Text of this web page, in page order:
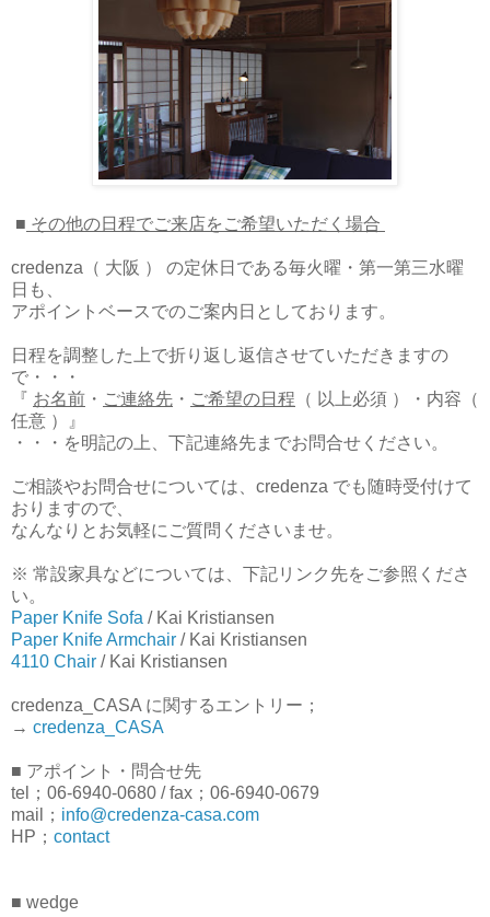
■ その他の日程でご来店をご希望いただく場合
credenza（ 大阪 ） の定休日である毎火曜・第一第三水曜
日も、
アポイントベースでのご案内日としております。
日程を調整した上で折り返し返信させていただきますの
で・・・
『 お名前 ・ ご連絡先 ・ ご希望の日程 （ 以上必須 ）・内容（
任意 ）』
・・・を明記の上、下記連絡先までお問合せください。
ご相談やお問合せについては、credenza でも随時受付けて
おりますので、
なんなりとお気軽にご質問くださいませ。
※ 常設家具などについては、下記リンク先をご参照くださ
い。
Paper Knife Sofa / Kai Kristiansen
Paper Knife Armchair / Kai Kristiansen
4110 Chair / Kai Kristiansen
credenza_CASA に関するエントリー；
→ credenza_CASA
■ アポイント・問合せ先
tel；06-6940-0680 / fax；06-6940-0679
mail； info@credenza-casa.com
HP； contact
■ wedge